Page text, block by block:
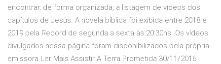
encontrar, de forma organizada, a listagem de vídeos dos
capítulos de Jesus. A novela bíblica foi exibida entre 2018 e
2019 pela Record de segunda a sexta às 20:30hs. Os vídeos
divulgados nessa página foram disponibilizados pela própria
emissora.Ler Mais Assistir A Terra Prometida 30/11/2016